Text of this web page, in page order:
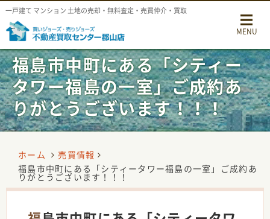
一戸建て マンション 土地の売却・無料査定・売買仲介・買取
MENU
福島市中町にある「シティー
タワー福島の一室」ご成約あ
りがとうございます！！！
ホーム
売買情報
福島市中町にある「シティータワー福島の一室」ご成約あ
りがとうございます！！！